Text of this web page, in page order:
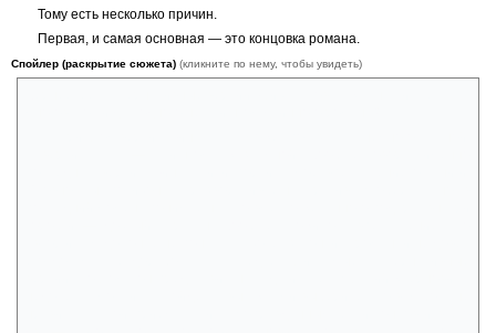
Тому есть несколько причин.
Первая, и самая основная — это концовка романа.
Спойлер (раскрытие сюжета) (кликните по нему, чтобы увидеть)